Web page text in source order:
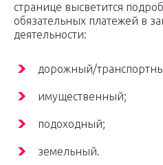
странице высветится
обязательных платежей в
деятельности:
дорожный/
имущественный;
подоходный;
земельный.